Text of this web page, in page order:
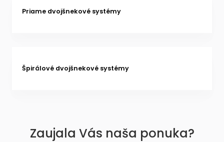
Priame dvojšnekové systémy
Špirálové dvojšnekové systémy
Zaujala Vás naša ponuka?